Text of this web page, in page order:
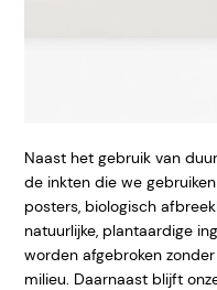
Naast het gebruik van
de inkten die we
posters, biologisch
natuurlijke, plantaardige
worden afgebroken
milieu. Daarnaast blijft